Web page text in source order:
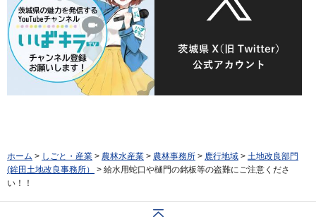
ホーム > しごと・産業 > 農林水産業 > 農林事務所 > 鹿行地域 > 土地改良部門
(鉾田土地改良事務所）
> 給水用蛇口や樋門の銘板等の盗難にご注意くださ
い！！